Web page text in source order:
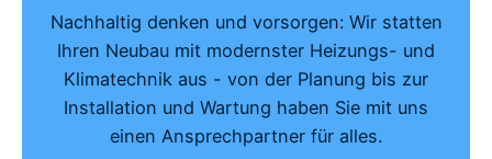
Nachhaltig denken und vorsorgen: Wir statten
Ihren Neubau mit modernster Heizungs- und
Klimatechnik aus - von der Planung bis zur
Installation und Wartung haben Sie mit uns
einen Ansprechpartner für alles.